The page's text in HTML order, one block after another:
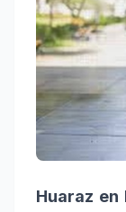
Huaraz en